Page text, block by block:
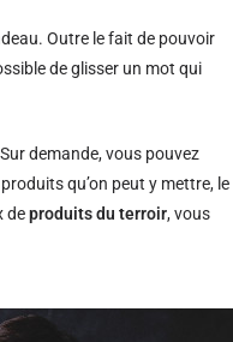
Outre le fait de pouvoir
de glisser un mot qui
demande, vous pouvez
qu’on peut y mettre, le
deproduits du terroir, vous